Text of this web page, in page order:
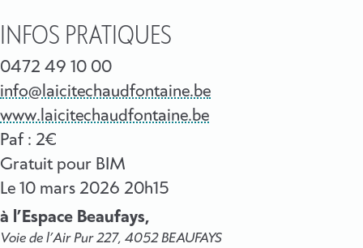
INFOS PRATIQUES
0472 49 10 00
info@laicitechaudfontaine.be
www.laicitechaudfontaine.be
Paf : 2€
Gratuit pour BIM
Le 10 mars 2026 20h15
à l’Espace Beaufays,
Voie de l’Air Pur 227, 4052 BEAUFAYS